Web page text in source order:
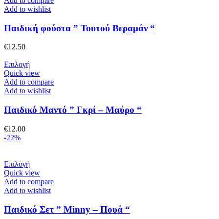
σελίδα
του
προϊόντος
έχει
παραλλαγές.
Οι
επιλεγούν
στη
σελίδα
του
προϊόντος
Add to wishlist
Παιδική φούστα ” Τουτού Βεραμάν “
€12.50
ΕπιλογήΑυτό
το
προϊόν
έχει
παραλλαγές.
Οι
σελίδα
του
προϊόντος
Quick view
Add to compare
Add to wishlist
Παιδικό Μαντό ” Γκρί – Μαύρο “
€12.00
-22%
ΕπιλογήΑυτό
το
προϊόν
έχει
παραλλαγές.
Οι
Quick view
Add to compare
Add to wishlist
Παιδικό Σετ ” Minny – Πουά “